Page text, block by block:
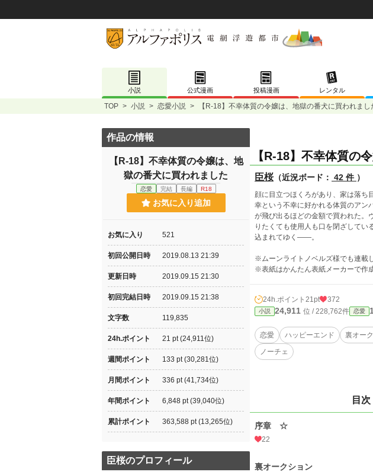
小説 公式漫画 投稿漫画 レンタル
TOP > 小説 > 恋愛小説 > 【R-18】不幸体質の令嬢は、地獄の番犬に買われまし
【R-18】不幸体質の
臣桜（近況ボード： 42 件 ）
顔に目立つほくろがあり、家は落ち
幸という不幸に好かれる体質のア
が飛び出るほどの金額で買われた。
りたくても使用人も口を閉ざしてい
込まれてゆく――。
※ムーンライトノベルズ様でも連載
※表紙はかんたん表紙メーカーで作
24h.ポイント 21pt 372
小説 24,911 位 / 228,762件 恋愛
恋愛 ハッピーエンド 裏オー
ノーチェ
目次
序章 ☆
22
裏オークション
作品の情報
【R-18】不幸体質の令嬢は、地
獄の番犬に買われました
恋愛 完結 長編 R18
お気に入り追加
お気に入り 521
初回公開日時 2019.08.13 21:39
更新日時 2019.09.15 21:30
初回完結日時 2019.09.15 21:38
文字数 119,835
24h.ポイント 21 pt (24,911位)
週間ポイント 133 pt (30,281位)
月間ポイント 336 pt (41,734位)
年間ポイント 6,848 pt (39,040位)
累計ポイント 363,588 pt (13,265位)
臣桜のプロフィール